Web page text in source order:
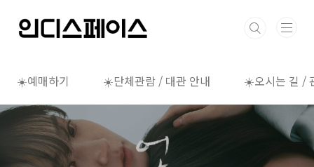
☀️예매하기 ☀️단체관람 / 대관 안내 ☀️오시는 길 /